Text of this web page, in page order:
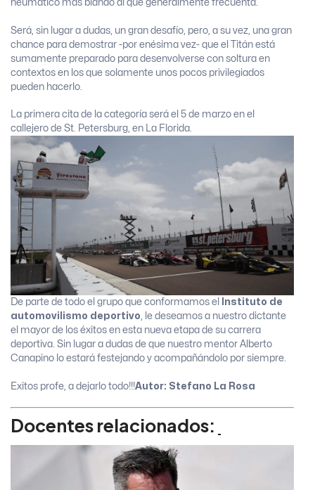
neumático más blando al que generalmente frecuenta.
Será, sin lugar a dudas, un gran desafío, pero, a su vez, una gran
chance para demostrar -por enésima vez- que el Titán está
sumamente preparado para desenvolverse con soltura en
contextos en los que solamente unos pocos privilegiados
pueden hacerlo.
La primera cita de la categoría será el 5 de marzo en el
callejero de St. Petersburg, en La Florida.
De parte de todo el grupo que conformamos el
Instituto de
automovilismo deportivo , le deseamos a nuestro dictante
el mayor de los éxitos en esta nueva etapa de su carrera
deportiva. Sin lugar a dudas de que nuestro mentor Alberto
Canapino lo estará festejando y acompañándolo por siempre.
Exitos profe, a dejarlo todo!!!Autor: Stefano La Rosa
Docentes relacionados: